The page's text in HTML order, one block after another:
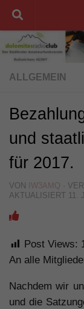
Unter dem
ALLGEMEIN
und
für 2017.
VON IW3AMQ ·
AKTUALISIERT 11.
Post Views:
An alle
Nachdem wir
und die